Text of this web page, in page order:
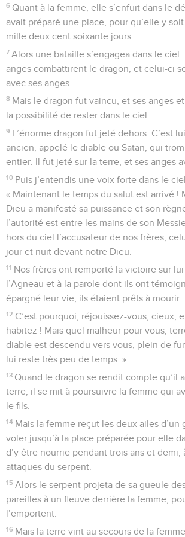
6 Quant à la femme, elle s’enfuit dans le
avait préparé une place, pour qu’elle y
mille deux cent soixante jours.
7 Alors une bataille s’engagea dans le
anges combattirent le dragon, et celui-ci
avec ses anges.
8 Mais le dragon fut vaincu, et ses anges
la possibilité de rester dans le ciel.
9 L’énorme dragon fut jeté dehors. C’est
ancien, appelé le diable ou Satan, qui
entier. Il fut jeté sur la terre, et ses anges
10 Puis j’entendis une voix forte dans le
« Maintenant le temps du salut est arrivé !
Dieu a manifesté sa puissance et son
l’autorité est entre les mains de son
hors du ciel l’accusateur de nos frères,
jour et nuit devant notre Dieu.
11 Nos frères ont remporté la victoire sur
l’Agneau et à la parole dont ils ont
épargné leur vie, ils étaient prêts à mourir.
12 C’est pourquoi, réjouissez-vous, cieux,
habitez ! Mais quel malheur pour vous,
diable est descendu vers vous, plein de
lui reste très peu de temps. »
13 Quand le dragon se rendit compte qu’il
terre, il se mit à poursuivre la femme qui
le fils.
14 Mais la femme reçut les deux ailes d’un
voler jusqu’à la place préparée pour elle
d’y être nourrie pendant trois ans et demi,
attaques du serpent.
15 Alors le serpent projeta de sa gueule des
pareilles à un fleuve derrière la femme,
l’emportent.
16 Mais la terre vint au secours de la